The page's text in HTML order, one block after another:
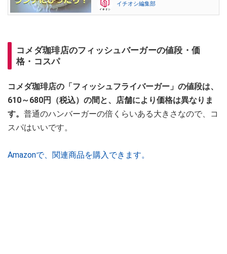
イチオシ編集部
コメダ珈琲店のフィッシュバーガーの値段・価
格・コスパ
コメダ珈琲店の「フィッシュフライバーガー」の値段は、
610～680円（税込）の間と、店舗により価格は異なりま
す。 普通のハンバーガーの倍くらいある大きさなので、コ
スパはいいです。
Amazonで、関連商品を購入できます。